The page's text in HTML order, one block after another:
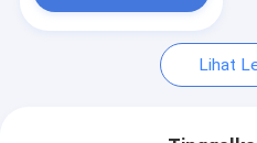
Pipa Stainless Steel 316L
304 tabung baja tahan karat
Lihat